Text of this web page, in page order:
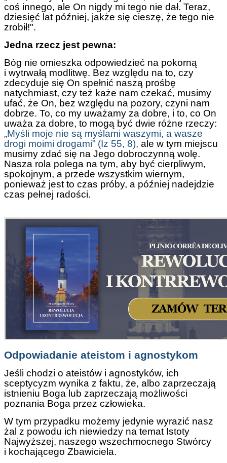
coś innego, ale On nigdy mi tego nie dał. Teraz,
dziesięć lat później, jakże się cieszę, że tego nie
zrobił!".
Jedna rzecz jest pewna:
Bóg nie omieszka odpowiedzieć na pokorną
i wytrwałą modlitwę. Bez względu na to, czy
zdecyduje się On spełnić naszą prośbę
natychmiast, czy też każe nam czekać, musimy
ufać, że On, bez względu na pozory, czyni nam
dobrze. To, co my uważamy za dobre, i to, co On
uważa za dobre, to mogą być dwie różne rzeczy:
„Myśli moje nie są myślami waszymi, a wasze
drogi moimi drogami” (Iz 55, 8), ale w tym miejscu
musimy zdać się na Jego dobroczynną wolę.
Nasza rola polega na tym, aby być cierpliwym,
spokojnym, a przede wszystkim wiernym,
ponieważ jest to czas próby, a później nadejdzie
czas pełnej radości.
Odpowiadanie ateistom i agnostykom
Jeśli chodzi o ateistów i agnostyków, ich
sceptycyzm wynika z faktu, że, albo zaprzeczają
istnieniu Boga lub zaprzeczają możliwości
poznania Boga przez człowieka.
W tym przypadku możemy jedynie wyrazić nasz
żal z powodu ich niewiedzy na temat Istoty
Najwyższej, naszego wszechmocnego Stwórcy
i kochającego Zbawiciela.